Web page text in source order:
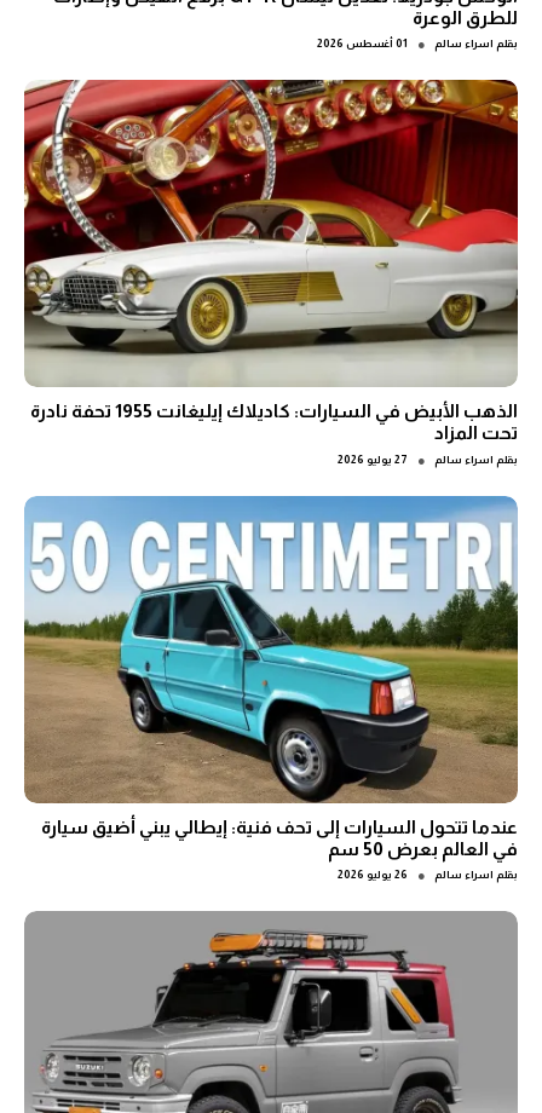
للطرق الوعرة
بقلم اسراء سالم ● 01 أغسطس 2026
الذهب الأبيض في السيارات: كاديلاك إيليغانت 1955 تحفة نادرة
تحت المزاد
بقلم اسراء سالم ● 27 يوليو 2026
عندما تتحول السيارات إلى تحف فنية: إيطالي يبني أضيق سيارة
في العالم بعرض 50 سم
بقلم اسراء سالم ● 26 يوليو 2026